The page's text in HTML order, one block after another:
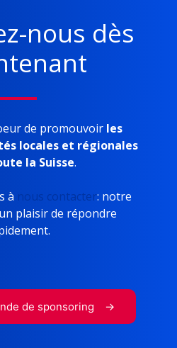
nous dès
de promouvoir les
locales et régionales
la Suisse.
à nous contacter: notre
plaisir de répondre
de sponsoring